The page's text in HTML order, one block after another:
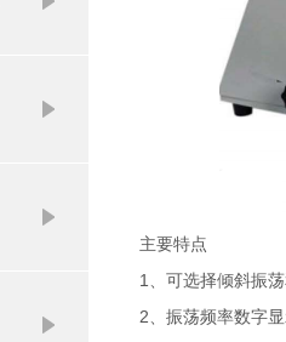
主要特点
1、可选择倾斜振
2、振荡频率数字